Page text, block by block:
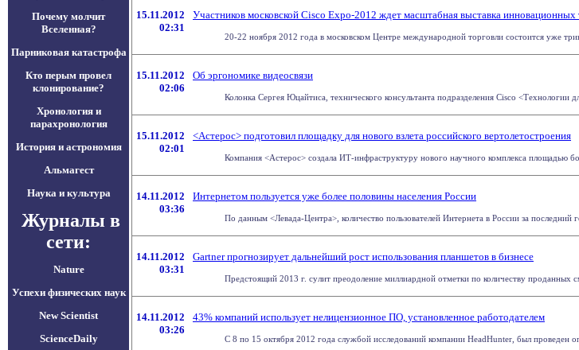
Почему молчит
Вселенная?
Парниковая катастрофа
Кто перым провел
клонирование?
Хронология и
парахронология
История и астрономия
Альмагест
Наука и культура
Журналы в
сети:
Nature
Успехи физических наук
New Scientist
ScienceDaily
15.11.2012
02:31
Участников московской Cisco Expo-2012 ждет масштабная выставка инновационных
20-22 ноября 2012 года в московском Центре международной торговли состоится уже
15.11.2012
02:06
Об эргономике видеосвязи
Колонка Сергея Юцайтиса, технического консультанта подразделения Cisco
15.11.2012
02:01
<Астерос> подготовил площадку для нового взлета российского вертолетостроения
Компания <Астерос> создала ИТ-инфраструктуру нового научного комплекса площадью
14.11.2012
03:36
Интернетом пользуется уже более половины населения России
По данным <Левада-Центра>, количество пользователей Интернета в России за
14.11.2012
03:31
Gartner прогнозирует дальнейший рост использования планшетов в бизнесе
Предстоящий 2013 г. сулит преодоление миллиардной отметки по количеству проданных
14.11.2012
03:26
43% компаний использует нелицензионное ПО, установленное работодателем
С 8 по 15 октября 2012 года службой исследований компании HeadHunter, был проведен